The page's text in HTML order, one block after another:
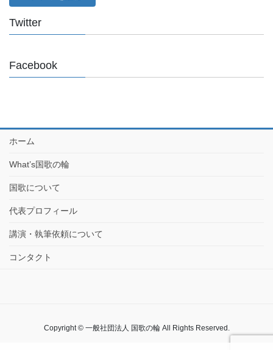
Twitter
Facebook
ホーム
What’s国歌の輪
国歌について
代表プロフィール
講演・執筆依頼について
コンタクト
Copyright © 一般社団法人 国歌の輪 All Rights Reserved.